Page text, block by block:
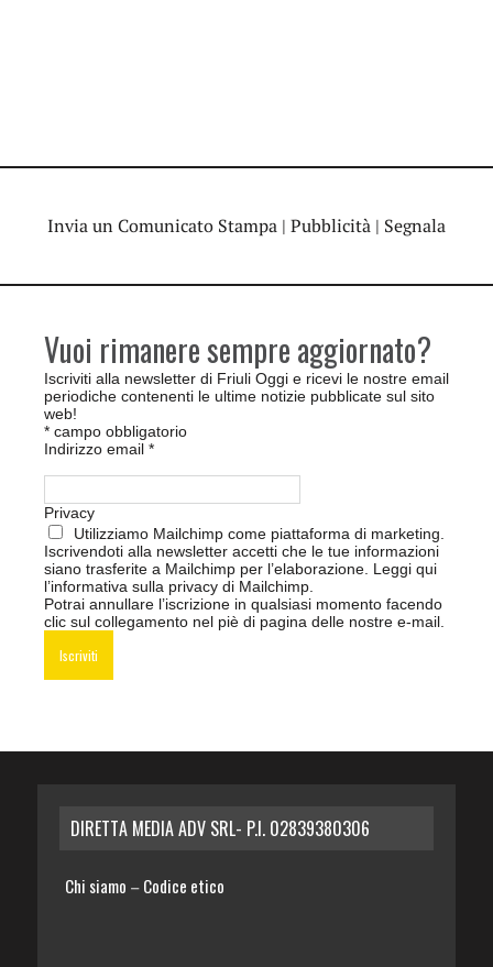
Invia un Comunicato Stampa | Pubblicità | Segnala
Vuoi rimanere sempre aggiornato?
Iscriviti alla newsletter di Friuli Oggi e ricevi le nostre email
periodiche contenenti le ultime notizie pubblicate sul sito
web!
* campo obbligatorio
Indirizzo email *
Privacy
Utilizziamo Mailchimp come piattaforma di marketing.
Iscrivendoti alla newsletter accetti che le tue informazioni
siano trasferite a Mailchimp per l’elaborazione. Leggi qui
l’informativa sulla privacy di Mailchimp
Potrai annullare l’iscrizione in qualsiasi momento facendo
clic sul collegamento nel piè di pagina delle nostre e-mail.
DIRETTA MEDIA ADV SRL- P.I. 02839380306
Chi siamo – Codice etico